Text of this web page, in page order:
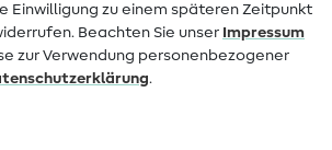
Einwilligung zu einem späteren Zeitpunkt
Beachten Sie unser Impressum
zur Verwendung personenbezogener
.